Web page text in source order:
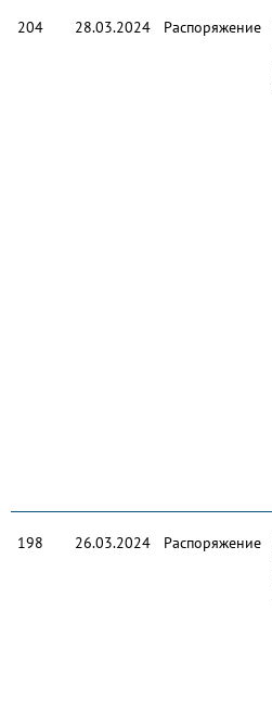
204 28.03.2024 Распоряжение
198 26.03.2024 Распоряжение